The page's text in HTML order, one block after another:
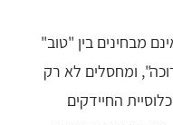
מבחינים בין "טוב"
ומחסלים לא רק
החיידקים